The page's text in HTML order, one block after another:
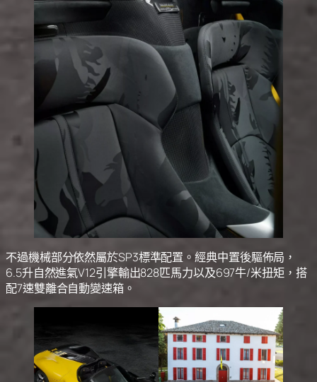
不過機械部分依然屬於SP3標準配置。經典中置後驅佈局，
6.5升自然進氣V12引擎輸出828匹馬力以及697牛/米扭矩，搭
配7速雙離合自動變速箱。